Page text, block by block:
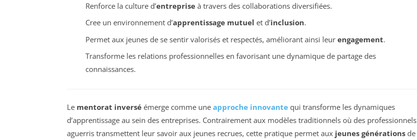
Renforce la culture d’entrepriseà travers des collaborations diversifiées.
Cree un environnement d’apprentissage mutuel et d’inclusion.
Permet aux jeunes de se sentir valorisés et respectés, améliorant ainsi leur engagement.
Transforme les relations professionnelles en favorisant une dynamique de partage des
connaissances.
Le mentorat inversé émerge comme une approche innovante qui transforme les dynamiques
d’apprentissage au sein des entreprises. Contrairement aux modèles traditionnels où des professionnels
aguerris transmettent leur savoir aux jeunes recrues, cette pratique permet aux jeunes générations de